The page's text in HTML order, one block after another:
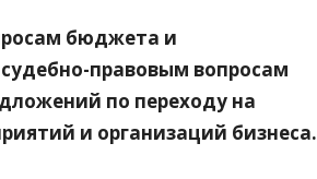
бюджета и
правовым вопросам
по переходу на
и организаций бизнеса.